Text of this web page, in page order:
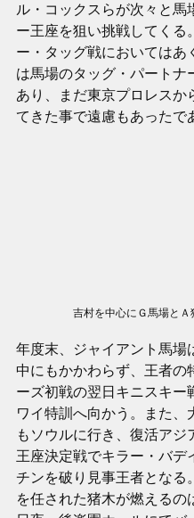
ル・コックスらが次々と馬
ー王座を狙い挑戦してくる
ー・タッグ戦においてはあ
は馬場のタッグ・パートナ
あり、まだ東京プロレスか
てきた事で遠慮もあったで
吉村を中心にＧ馬場とＡ
年度末、ジャイアント馬場
中にもかかわらず、王者の
ーズ初戦の翌日キニスキー
ワイ特訓へ向かう。また、
もソウルに行き、復活アジ
王座決定戦でキラー・バデ
チンを破り見事王者となる
を任された猪木が燃えるの